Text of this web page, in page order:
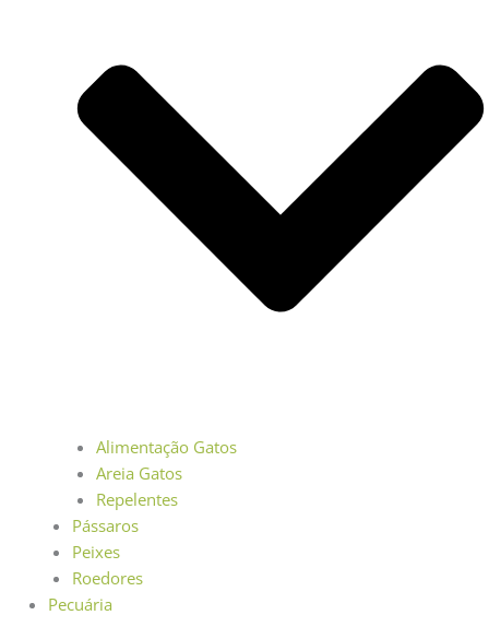
Alimentação Gatos
Areia Gatos
Repelentes
Pássaros
Peixes
Roedores
Pecuária